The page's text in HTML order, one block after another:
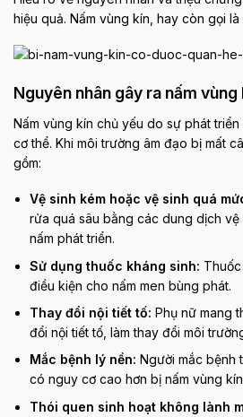
hiệu quả. Nấm vùng kín, hay còn gọi
Nguyên nhân gây ra nấm vùng
Nấm vùng kín chủ yếu do sự phát
cơ thể. Khi môi trường âm đạo bị mất
gồm:
Vệ sinh kém hoặc vệ sinh quá
rửa quá sâu bằng các dung dịch
nấm phát triển.
Sử dụng thuốc kháng sinh:
điều kiện cho nấm men bùng phát.
Thay đổi nội tiết tố: Phụ nữ mang
đổi nội tiết tố, làm thay đổi môi
Mắc bệnh lý nền: Người mắc bệnh
có nguy cơ cao hơn bị nấm vùng
Thói quen sinh hoạt không lành